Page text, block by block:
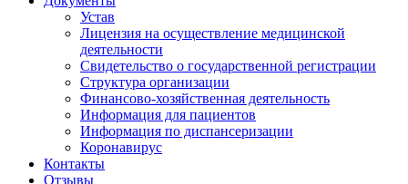
Устав
Лицензия на осуществление медицинской
деятельности
Свидетельство о государственной регистрации
Структура организации
Финансово-хозяйственная деятельность
Информация для пациентов
Информация по диспансеризации
Коронавирус
Контакты
Отзывы